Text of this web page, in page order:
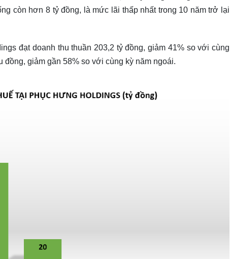
còn hơn 8 tỷ đồng, là mức lãi thấp nhất trong 10 năm trở lại
đạt doanh thu thuần 203,2 tỷ đồng, giảm 41% so với cùng
đồng, giảm gần 58% so với cùng kỳ năm ngoái.